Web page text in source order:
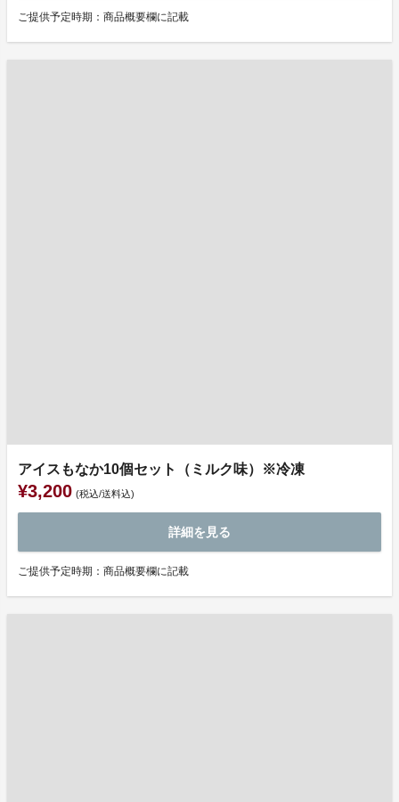
ご提供予定時期：商品概要欄に記載
アイスもなか10個セット（ミルク味）※冷凍
¥3,200 (税込/送料込)
詳細を見る
ご提供予定時期：商品概要欄に記載